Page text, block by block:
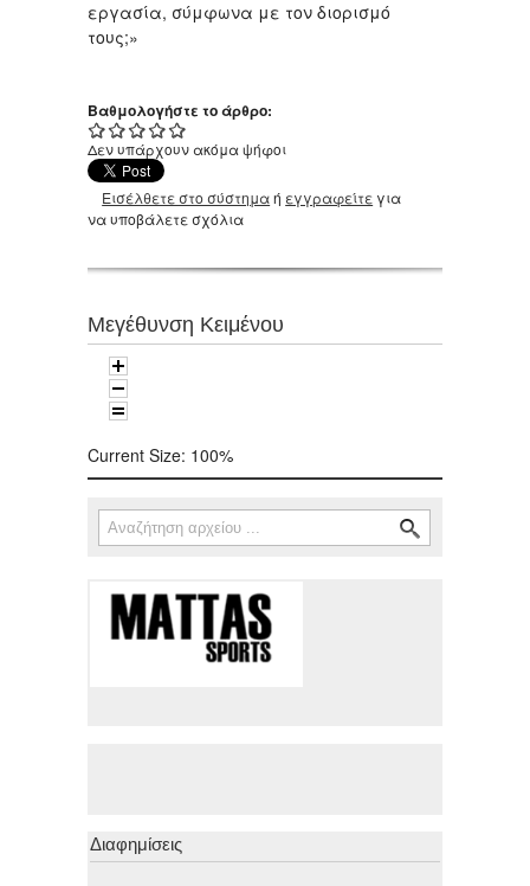
εργασία, σύμφωνα με τον διορισμό
τους;»
Βαθμολογήστε το άρθρο:
Δεν υπάρχουν ακόμα ψήφοι
Εισέλθετε στο σύστημαή εγγραφείτε για
να υποβάλετε σχόλια
Μεγέθυνση Κειμένου
Current Size: 100%
Φόρμα αναζήτησης
Αναζήτηση
Διαφημίσεις